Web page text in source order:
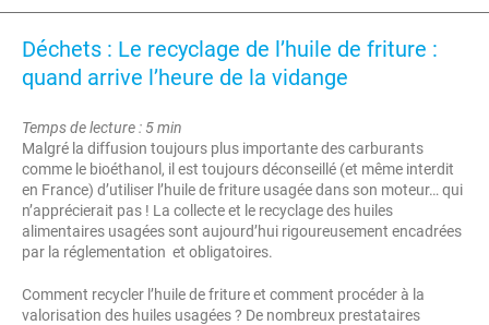
Déchets : Le recyclage de l’huile de friture :
quand arrive l’heure de la vidange
Temps de lecture : 5 min
Malgré la diffusion toujours plus importante des carburants
comme le bioéthanol, il est toujours déconseillé (et même interdit
en France) d’utiliser l’huile de friture usagée dans son moteur… qui
n’apprécierait pas ! La collecte et le recyclage des huiles
alimentaires usagées sont aujourd’hui rigoureusement encadrées
par la réglementation et obligatoires.
Comment recycler l’huile de friture et comment procéder à la
valorisation des huiles usagées ? De nombreux prestataires